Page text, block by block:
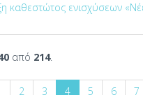
καθεστώτος ενισχύσεων
από 214.
2 3 4 5 6 7